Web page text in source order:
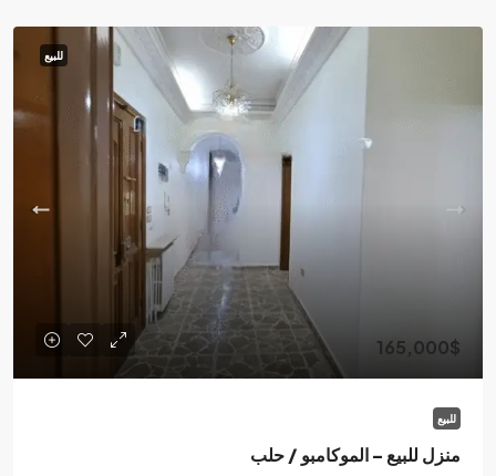
للبيع
165,000$
للبيع
منزل للبيع – الموكامبو / حلب